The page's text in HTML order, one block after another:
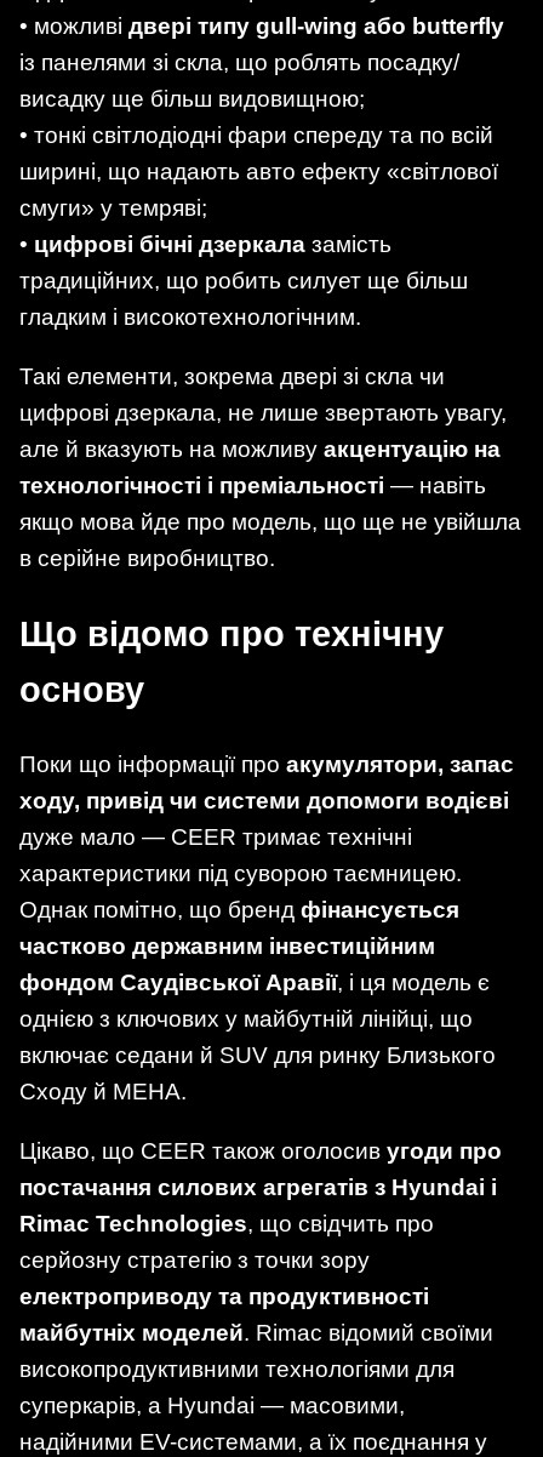
• можливі двері типу gull-wing або butterfly
із панелями зі скла, що роблять посадку/
висадку ще більш видовищною;
• тонкі світлодіодні фари спереду та по всій
ширині, що надають авто ефекту «світлової
смуги» у темряві;
• цифрові бічні дзеркала замість
традиційних, що робить силует ще більш
гладким і високотехнологічним.
Такі елементи, зокрема двері зі скла чи
цифрові дзеркала, не лише звертають увагу,
але й вказують на можливу акцентуацію на
технологічності і преміальності — навіть
якщо мова йде про модель, що ще не увійшла
в серійне виробництво.
Що відомо про технічну
основу
Поки що інформації про акумулятори, запас
ходу, привід чи системи допомоги водієві
дуже мало — CEER тримає технічні
характеристики під суворою таємницею.
Однак помітно, що бренд фінансується
частково державним інвестиційним
фондом Саудівської Аравії, і ця модель є
однією з ключових у майбутній лінійці, що
включає седани й SUV для ринку Близького
Сходу й МЕНА.
Цікаво, що CEER також оголосив угоди про
постачання силових агрегатів з Hyundai і
Rimac Technologies, що свідчить про
серйозну стратегію з точки зору
електроприводу та продуктивності
майбутніх моделей. Rimac відомий своїми
високопродуктивними технологіями для
суперкарів, а Hyundai — масовими,
надійними EV-системами, а їх поєднання у